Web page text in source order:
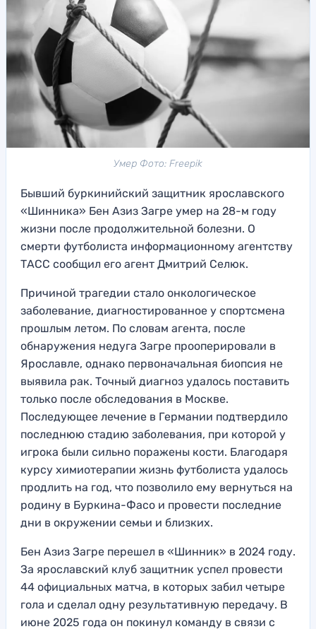
Умер Фото: Freepik
Бывший буркинийский защитник ярославского
«Шинника» Бен Азиз Загре умер на 28-м году
жизни после продолжительной болезни. О
смерти футболиста информационному агентству
ТАСС сообщил его агент Дмитрий Селюк.
Причиной трагедии стало онкологическое
заболевание, диагностированное у спортсмена
прошлым летом. По словам агента, после
обнаружения недуга Загре прооперировали в
Ярославле, однако первоначальная биопсия не
выявила рак. Точный диагноз удалось поставить
только после обследования в Москве.
Последующее лечение в Германии подтвердило
последнюю стадию заболевания, при которой у
игрока были сильно поражены кости. Благодаря
курсу химиотерапии жизнь футболиста удалось
продлить на год, что позволило ему вернуться на
родину в Буркина-Фасо и провести последние
дни в окружении семьи и близких.
Бен Азиз Загре перешел в «Шинник» в 2024 году.
За ярославский клуб защитник успел провести
44 официальных матча, в которых забил четыре
гола и сделал одну результативную передачу. В
июне 2025 года он покинул команду в связи с